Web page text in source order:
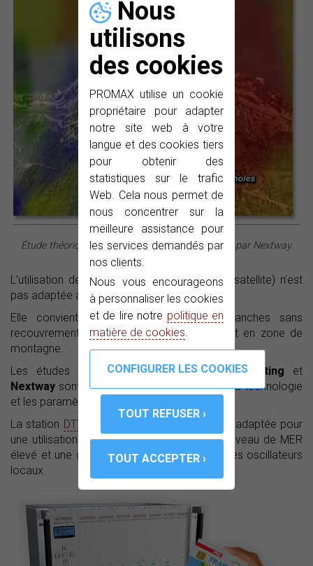
Nous
utilisons
des cookies
PROMAX utilise un cookie
propriétaire pour adapter
notre site web à votre
langue et des cookies tiers
pour obtenir des
statistiques sur le trafic
Web. Cela nous permet de
nous concentrer sur la
meilleure assistance pour
les services demandés par
nos clients.
Nous vous encourageons
à personnaliser les cookies
et de lire notre politique en
matière de cookies
Étude théorique de couverture réalisé sur logiciel par Nextway.
L’utilisation de cette technologie (réception satellite) n’est
pas adaptée à toutes les configurations.
Elle convient parfaitement aux zones blanches sans
recouvrement qui se trouvent principalement en zone de
montagne.
Les études préalables faites par DFL Consulting et
Nextway sont ainsi essentielles pour choisir la technologie
et les paramètres de diffusion.
La station DTTV
microTNT est spécialement adaptée pour
une utilisation Broadcast en respectant un niveau de MER
élevé et une grande stabilité en fréquence des oscillateurs
locaux.